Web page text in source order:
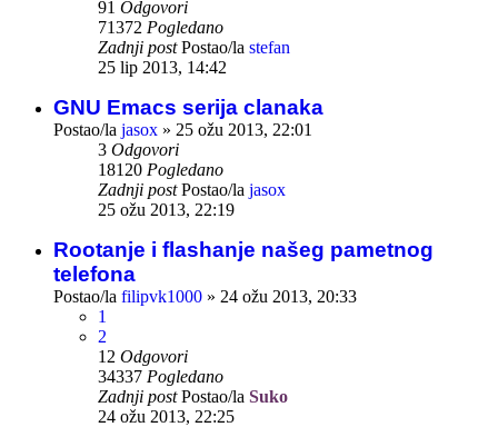
91 Odgovori
71372 Pogledano
Zadnji postPostao/la stefan
25 lip 2013, 14:42
GNU Emacs serija clanaka
Postao/la jasox » 25 ožu 2013, 22:01
3 Odgovori
18120 Pogledano
Zadnji postPostao/la jasox
25 ožu 2013, 22:19
Rootanje i flashanje našeg pametnog
telefona
Postao/la filipvk1000 » 24 ožu 2013, 20:33
1
2
12 Odgovori
34337 Pogledano
Zadnji postPostao/la Suko
24 ožu 2013, 22:25